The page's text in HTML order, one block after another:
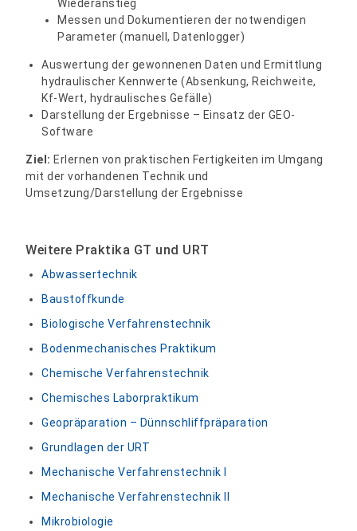
Wiederanstieg
Messen und Dokumentieren der notwendigen
Parameter (manuell, Datenlogger)
Auswertung der gewonnenen Daten und Ermittlung
hydraulischer Kennwerte (Absenkung, Reichweite,
Kf-Wert, hydraulisches Gefälle)
Darstellung der Ergebnisse – Einsatz der GEO-
Software
Ziel: Erlernen von praktischen Fertigkeiten im Umgang
mit der vorhandenen Technik und
Umsetzung/Darstellung der Ergebnisse
Weitere Praktika GT und URT
Abwassertechnik
Baustoffkunde
Biologische Verfahrenstechnik
Bodenmechanisches Praktikum
Chemische Verfahrenstechnik
Chemisches Laborpraktikum
Geopräparation – Dünnschliffpräparation
Grundlagen der URT
Mechanische Verfahrenstechnik I
Mechanische Verfahrenstechnik II
Mikrobiologie